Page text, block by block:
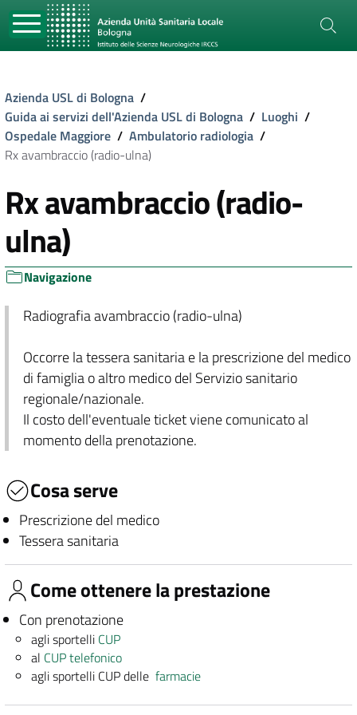
Azienda USL di Bologna /
Guida ai servizi dell'Azienda USL di Bologna / Luoghi /
Ospedale Maggiore / Ambulatorio radiologia /
Rx avambraccio (radio-ulna)
Rx avambraccio (radio-
ulna)
Navigazione
Radiografia avambraccio (radio-ulna)
Occorre la tessera sanitaria e la prescrizione del medico
di famiglia o altro medico del Servizio sanitario
regionale/nazionale.
Il costo dell'eventuale ticket viene comunicato al
momento della prenotazione.
Cosa serve
Prescrizione del medico
Tessera sanitaria
Come ottenere la prestazione
Con prenotazione
agli sportelli CUP
al CUP telefonico
agli sportelli CUP dellefarmacie